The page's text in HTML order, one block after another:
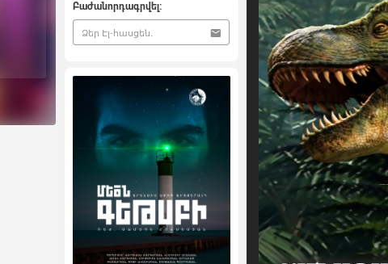
Բաժանորդագրվել: